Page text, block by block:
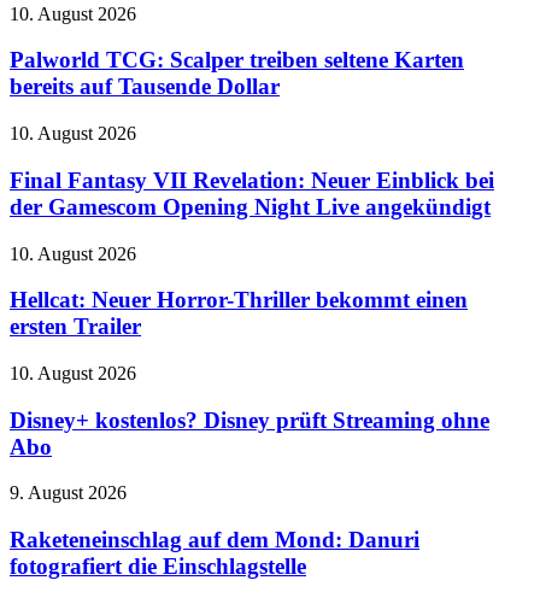
mit
Update
und
Aktionen
Palworld
Scalper
treiben
seltene
bereits
Tausende
Dollar
10. August 2026
Palworld TCG: Scalper treiben seltene Karten
bereits auf Tausende Dollar
Final
VII
Revelation:
Neuer
bei
Gamescom
Opening
Live
10. August 2026
Final Fantasy VII Revelation: Neuer Einblick bei
der Gamescom Opening Night Live angekündigt
Hellcat:
Horror-
Thriller
bekommt
ersten
10. August 2026
Hellcat: Neuer Horror-Thriller bekommt einen
ersten Trailer
Disney+
Disney
prüft
Streaming
Abo
10. August 2026
Disney+ kostenlos? Disney prüft Streaming ohne
Abo
Raketeneinschlag
dem
Mond:
Danuri
9. August 2026
Raketeneinschlag auf dem Mond: Danuri
fotografiert die Einschlagstelle